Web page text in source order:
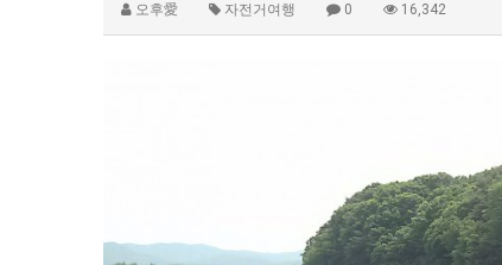
오후愛 자전거여행 0 16,342